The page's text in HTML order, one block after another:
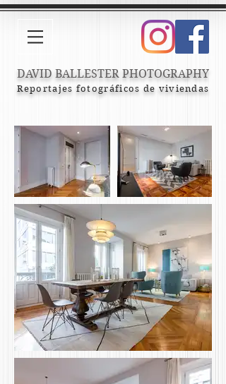
Reportajes fotográficos de viviendas
DAVID BALLESTER PHOTOGRAPHY